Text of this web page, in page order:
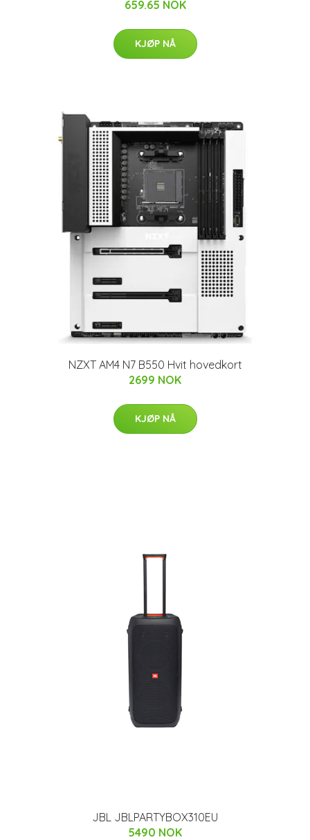
659.65 NOK
KJØP NÅ
NZXT AM4 N7 B550 Hvit hovedkort
2699 NOK
KJØP NÅ
JBL JBLPARTYBOX310EU
5490 NOK